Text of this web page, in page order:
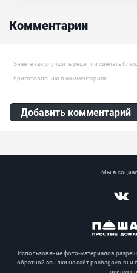
и они все отличаются друг от
особенностями....
Комментарии
Оставить комментарий
Добавить комментарий
Мы в
Использование фото-материалов
обратной ссылки на сайт poshagovo.ru и